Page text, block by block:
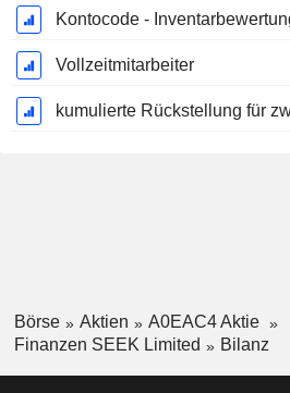
Kontocode -
Vollzeitmitarbeiter
Börse Aktien
A0EAC4 Aktie
Finanzen SEEK Limited
Bilanz